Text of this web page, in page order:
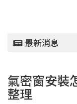
最新消息
氣密窗安裝
整理